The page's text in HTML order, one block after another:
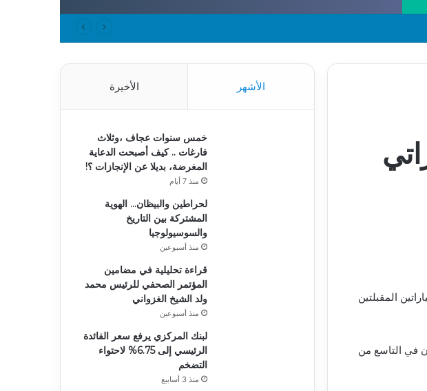
المقبلتين
في التاسع من
الأشهر الأخيرة
خمس سنوات عجاف ،وثلاث
فارغات .. كيف أصبحت الدعاية
المغرضة، بديلا عن الإنجازات ؟!
منذ 7 أيام
لحراطين والبيظان… الهوية
المشتركة بين التاريخ
والسوسيولوجيا
منذ أسبوعين
قراءة تحليلية في مضامين
المؤتمر الصحفي للرئيس محمد
ولد الشيخ الغزواني
منذ أسبوعين
لبنك المركزي يرفع سعر الفائدة
الرئيسي إلى 6.75% لاحتواء
التضخم
منذ 3 أسابيع